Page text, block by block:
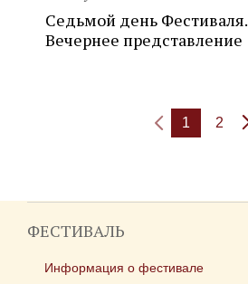
Седьмой день Фестиваля.
Вечернее представление
1 2
ФЕСТИВАЛЬ
Информация о фестивале